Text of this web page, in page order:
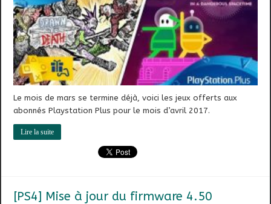
Le mois de mars se termine déjà, voici les jeux offerts aux
abonnés Playstation Plus pour le mois d’avril 2017.
Lire la suite
[PS4] Mise à jour du firmware 4.50